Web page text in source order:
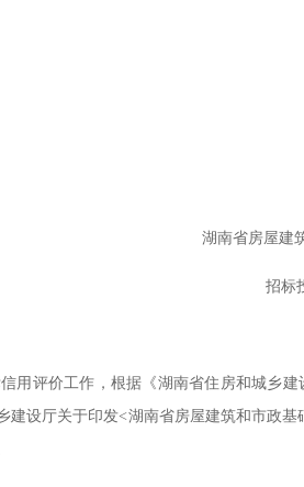
湖南省房屋建
招标
用评价工作，根据《湖南省住房和城乡建
建设厅关于印发<湖南省房屋建筑和市政